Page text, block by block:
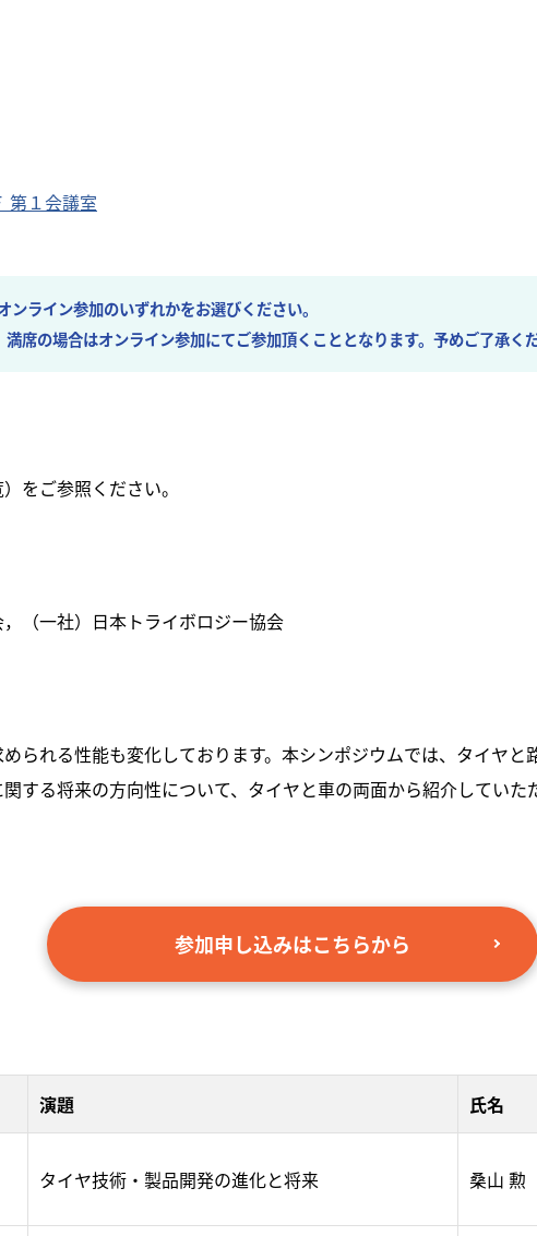
第１会議室
ライン参加のいずれかをお選びください。
席の場合はオンライン参加にてご参加頂くこととなります。予めご了承く
をご参照ください。
（一社）日本トライボロジー協会
られる性能も変化しております。本シンポジウムでは、タイヤ
する将来の方向性について、タイヤと車の両面から紹介してい
参加申し込みはこちらから
演題 氏名
タイヤ技術・製品開発の進化と将来 桑山 勲